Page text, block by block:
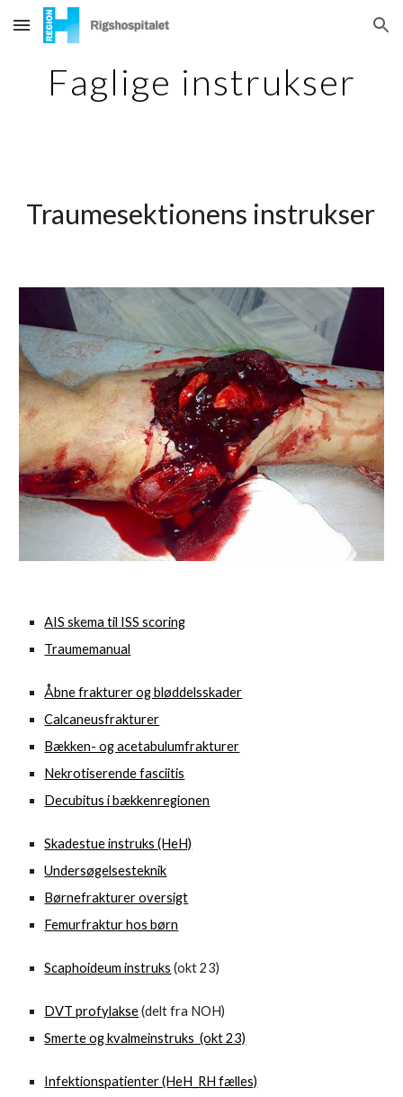
Skip to main content Skip to navigation
Faglige instrukser
Traumesektionens instrukser
AIS skema til ISS scoring
Traumemanual
Åbne frakturer og bløddelsskader
Calcaneusfrakturer
Bækken- og acetabulumfrakturer
Nekrotiserende fasciitis
Decubitus i bækkenregionen
Skadestue instruks (HeH)
Undersøgelsesteknik
Børnefrakturer oversigt
Femurfraktur hos børn
Scaphoideum instruks (okt 23)
DVT profylakse(delt fra NOH)
Smerte og kvalmeinstruks (okt 23)
Infektionspatienter (HeH_RH fælles)